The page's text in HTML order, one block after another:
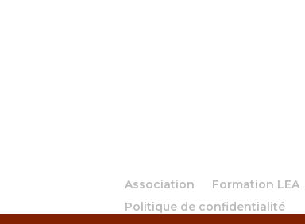
Association Formation LEA
Politique de confidentialité